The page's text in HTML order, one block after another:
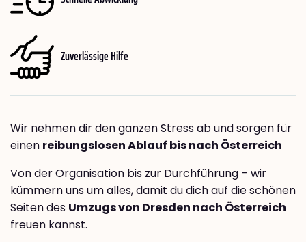
Zuverlässige Hilfe
Wir nehmen dir den ganzen Stress ab und sorgen für
einen reibungslosen Ablauf bis nach Österreich
Von der Organisation bis zur Durchführung – wir
kümmern uns um alles, damit du dich auf die schönen
Seiten des Umzugs von Dresden nach Österreich
freuen kannst.